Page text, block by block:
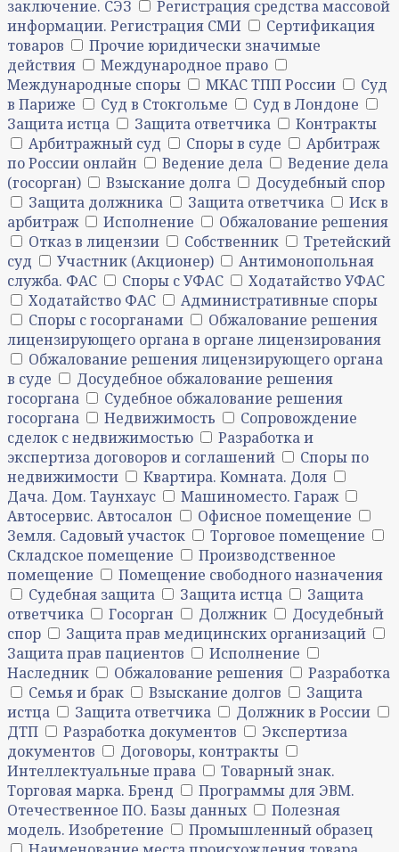
заключение. СЭЗ
Регистрация средства массовой
информации. Регистрация СМИ
Сертификация
товаров
Прочие юридически значимые
действия
Международное право
Международные споры
МКАС ТПП России
Суд
в Париже
Суд в Стокгольме
Суд в Лондоне
Защита истца
Защита ответчика
Контракты
Арбитражный суд
Споры в суде
Арбитраж
по России онлайн
Ведение дела
Ведение дела
(госорган)
Взыскание долга
Досудебный спор
Защита должника
Защита ответчика
Иск в
арбитраж
Исполнение
Обжалование решения
Отказ в лицензии
Собственник
Третейский
суд
Участник (Акционер)
Антимонопольная
служба. ФАС
Споры с УФАС
Ходатайство УФАС
Ходатайство ФАС
Административные споры
Споры с госорганами
Обжалование решения
лицензирующего органа в органе лицензирования
Обжалование решения лицензирующего органа
в суде
Досудебное обжалование решения
госоргана
Судебное обжалование решения
госоргана
Недвижимость
Сопровождение
сделок с недвижимостью
Разработка и
экспертиза договоров и соглашений
Споры по
недвижимости
Квартира. Комната. Доля
Дача. Дом. Таунхаус
Машиноместо. Гараж
Автосервис. Автосалон
Офисное помещение
Земля. Садовый участок
Торговое помещение
Складское помещение
Производственное
помещение
Помещение свободного назначения
Судебная защита
Защита истца
Защита
ответчика
Госорган Должник
Досудебный
спор
Защита прав медицинских организаций
Защита прав пациентов
Исполнение
Наследник
Обжалование решения
Разработка
Семья и брак
Взыскание долгов
Защита
истца
Защита ответчика
Должник в России
ДТП
Разработка документов
Экспертиза
документов
Договоры, контракты
Интеллектуальные права
Товарный знак.
Торговая марка. Бренд
Программы для ЭВМ.
Отечественное ПО. Базы данных
Полезная
модель. Изобретение
Промышленный образец